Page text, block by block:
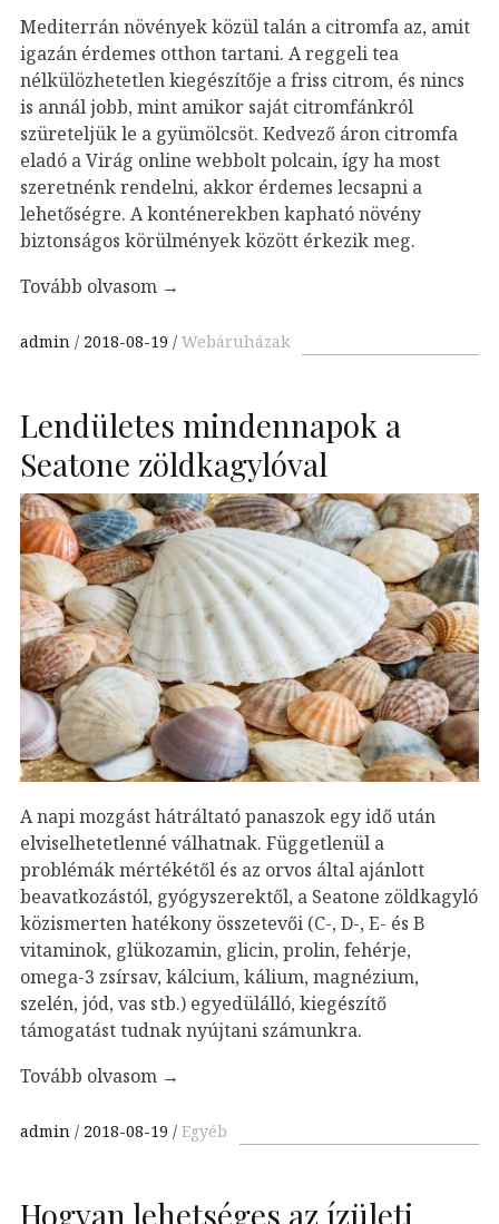
Mediterrán növények közül talán a citromfa az, amit
igazán érdemes otthon tartani. A reggeli tea
nélkülözhetetlen kiegészítője a friss citrom, és nincs
is annál jobb, mint amikor saját citromfánkról
szüreteljük le a gyümölcsöt. Kedvező áron citromfa
eladó a Virág online webbolt polcain, így ha most
szeretnénk rendelni, akkor érdemes lecsapni a
lehetőségre. A konténerekben kapható növény
biztonságos körülmények között érkezik meg.
Tovább olvasom →
admin 2018-08-19 Webáruházak
Lendületes mindennapok a
Seatone zöldkagylóval
A napi mozgást hátráltató panaszok egy idő után
elviselhetetlenné válhatnak. Függetlenül a
problémák mértékétől és az orvos által ajánlott
beavatkozástól, gyógyszerektől, a Seatone zöldkagyló
közismerten hatékony összetevői (C-, D-, E- és B
vitaminok, glükozamin, glicin, prolin, fehérje,
omega-3 zsírsav, kálcium, kálium, magnézium,
szelén, jód, vas stb.) egyedülálló, kiegészítő
támogatást tudnak nyújtani számunkra.
Tovább olvasom →
admin 2018-08-19 Egyéb
Hogyan lehetséges az ízületi